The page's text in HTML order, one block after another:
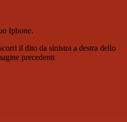
Iphone.
il dito da sinistra a destra dello
precedenti